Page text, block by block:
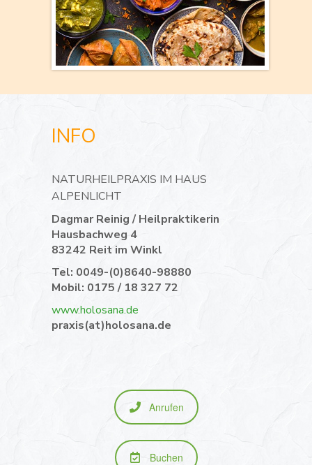
INFO
NATURHEILPRAXIS IM HAUS
ALPENLICHT
Dagmar Reinig / Heilpraktikerin
Hausbachweg 4
83242 Reit im Winkl
Tel: 0049-(0)8640-98880
Mobil: 0175 / 18 327 72
www.holosana.de
praxis(at)holosana.de
Anrufen
Buchen